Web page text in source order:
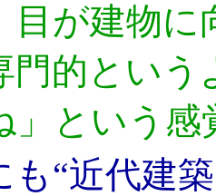
目が建物
門的とい
」という感
も“近代建